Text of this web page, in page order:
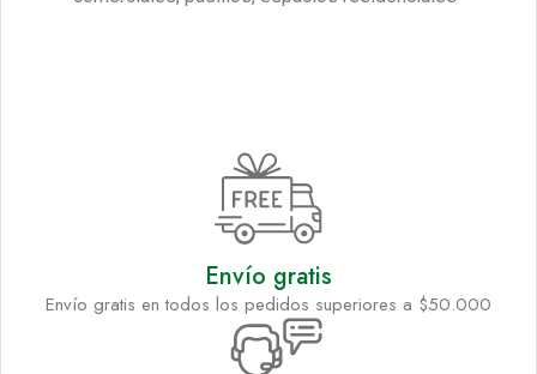
Envío gratis
Envío gratis en todos los pedidos superiores a $50.000